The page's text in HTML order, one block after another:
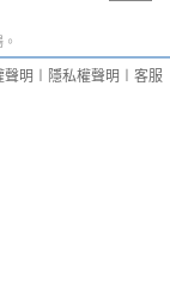
聲明 隱私權聲明 客服